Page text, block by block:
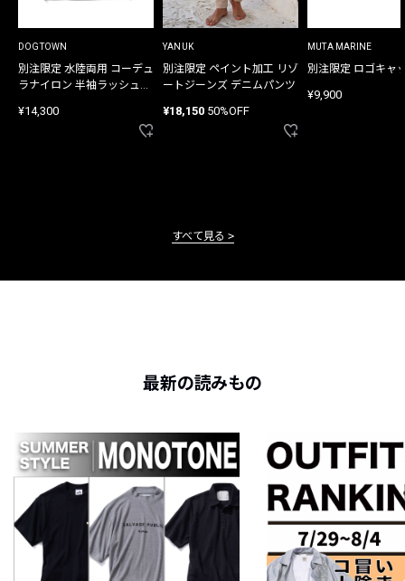
DOGTOWN
別注限定 水陸両用 コーデュ
ラナイロン 半袖ラッシュガ
¥14,300
YANUK
別注限定 ペイント加工 リゾ
ートジーンズ デニムパンツ
¥18,150 50%OFF
MUTA MARINE
別注限定 ロゴキャ
¥9,900
すべて見る
最新の読みもの